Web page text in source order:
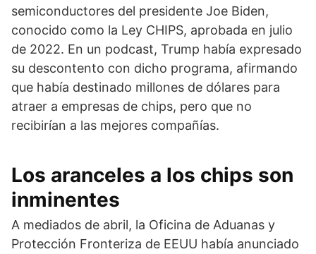
semiconductores del presidente Joe Biden,
conocido como la Ley CHIPS, aprobada en julio
de 2022. En un podcast, Trump había expresado
su descontento con dicho programa, afirmando
que había destinado millones de dólares para
atraer a empresas de chips, pero que no
recibirían a las mejores compañías.
Los aranceles a los chips son
inminentes
A mediados de abril, la Oficina de Aduanas y
Protección Fronteriza de EEUU había anunciado